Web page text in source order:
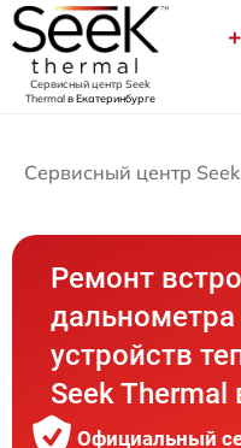
Сервисный центр Seek
Thermalв Екатеринбурге
Сервисный центр
Ремонт
дальнометра
устройств
Seek Thermal
Официальный